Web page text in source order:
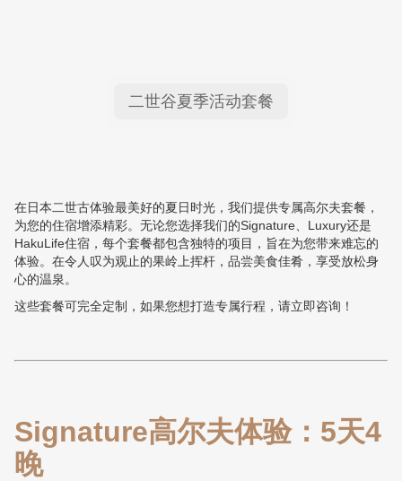
二世谷夏季活动套餐
在日本二世古体验最美好的夏日时光，我们提供专属高尔夫套餐，
为您的住宿增添精彩。无论您选择我们的Signature、Luxury还是
HakuLife住宿，每个套餐都包含独特的项目，旨在为您带来难忘的
体验。在令人叹为观止的果岭上挥杆，品尝美食佳肴，享受放松身
心的温泉。
这些套餐可完全定制，如果您想打造专属行程，请立即咨询！
Signature高尔夫体验：5天4
晚